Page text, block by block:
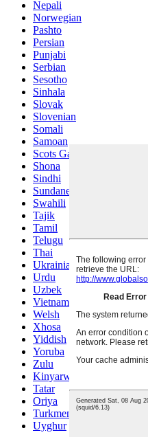
Nepali
Norwegian
Pashto
Persian
Punjabi
Serbian
Sesotho
Sinhala
Slovak
Slovenian
Somali
Samoan
Scots Gaelic
Shona
Sindhi
Sundanese
Swahili
Tajik
Tamil
Telugu
Thai
Ukrainian
Urdu
Uzbek
Vietnamese
Welsh
Xhosa
Yiddish
Yoruba
Zulu
Kinyarwanda
Tatar
Oriya
Turkmen
Uyghur